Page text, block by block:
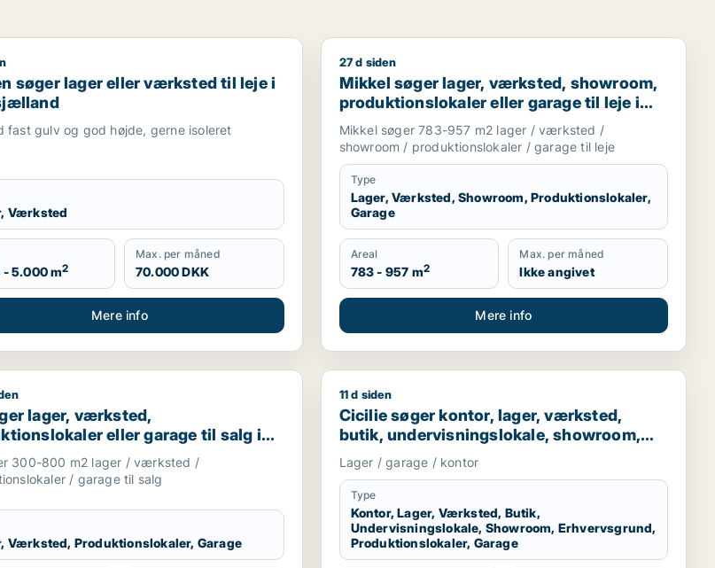
leje i Holte, Vedbæk eller Hørsholm m.fl.
søger lager eller værksted til leje i Nordsjælland
søger lager eller værksted til leje i
fast gulv og god højde, gerne isoleret
Værksted
- 5.000 m2
Max. per måned
70.000 DKK
Mere info
Mikkel søger lager, værksted, showroom,
27 d siden
Mikkel søger lager, værksted, showroom,
produktionslokaler eller garage til leje i
Holte, Vedbæk eller Hørsholm m.fl.
Mikkel søger 783-957 m2 lager / værksted /
showroom / produktionslokaler / garage til leje
Type
Lager, Værksted, Showroom, Produktionslokaler,
Garage
Areal
783 - 957 m2
Max. per måned
Ikke angivet
Mere info
i Storkøbenhavn
lager, værksted, produktionslokaler eller garage til salg i Nordsjælland
lager, værksted,
eller garage til salg i
300-800 m2 lager / værksted /
/ garage til salg
Værksted, Produktionslokaler, Garage
Cicilie søger kontor, lager, værksted, butik,
11 d siden
Cicilie søger kontor, lager, værksted,
butik, undervisningslokale, showroom,
erhvervsgrund, produktionslokaler eller
garage til leje i Region Sjælland eller
Nordsjælland
Lager / garage / kontor
Type
Kontor, Lager, Værksted, Butik,
Undervisningslokale, Showroom, Erhvervsgrund,
Produktionslokaler, Garage